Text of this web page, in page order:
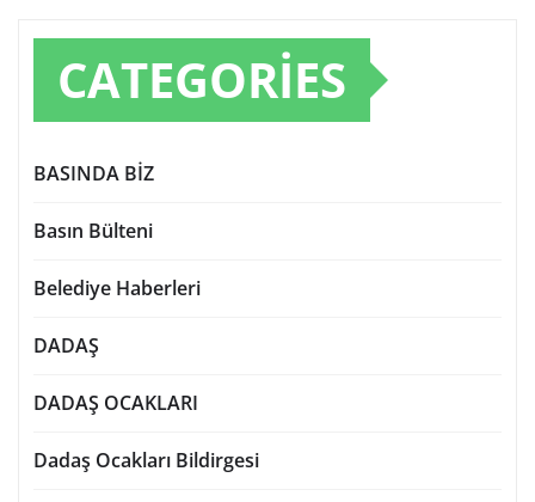
CATEGORIES
BASINDA BİZ
Basın Bülteni
Belediye Haberleri
DADAŞ
DADAŞ OCAKLARI
Dadaş Ocakları Bildirgesi